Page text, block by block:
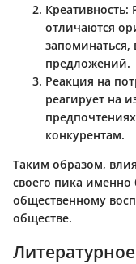
Креативность:
отличаются
предложений.
Реакция на
реагирует на
конкурентам.
Таким образом,
своего пика именно
общественному
обществе.